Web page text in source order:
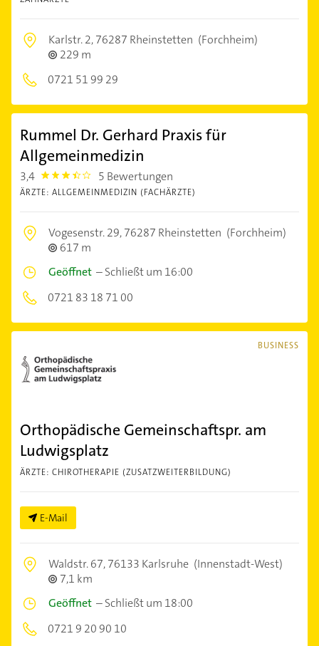
Karlstr. 2,76287 Rheinstetten (Forchheim)
229 m
0721 51 99 29
Rummel Dr. Gerhard Praxis für
Allgemeinmedizin
3,4 3.4 5 Bewertungen
ÄRZTE: ALLGEMEINMEDIZIN (FACHÄRZTE)
Vogesenstr. 29,76287 Rheinstetten (Forchheim)
617 m
Geöffnet –Schließt um 16:00
0721 83 18 71 00
BUSINESS
Orthopädische Gemeinschaftspr. am
Ludwigsplatz
ÄRZTE: CHIROTHERAPIE (ZUSATZWEITERBILDUNG)
E-Mail
Waldstr. 67,76133 Karlsruhe (Innenstadt-West)
7,1 km
Geöffnet –Schließt um 18:00
0721 9 20 90 10